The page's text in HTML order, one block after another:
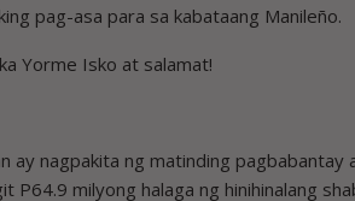
pag-asa para sa kabataang Manileño.
Yorme Isko at salamat!
ay nagpakita ng matinding
P64.9 milyong halaga ng hinihinalang